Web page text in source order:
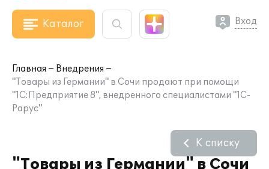
Каталог Вход
Главная
Внедрения
"Товары из Германии" в Сочи продают при помощи
"1С:Предприятие 8", внедренного специалистами "1С-
Рарус"
"Товары из Германии" в Сочи
К списку